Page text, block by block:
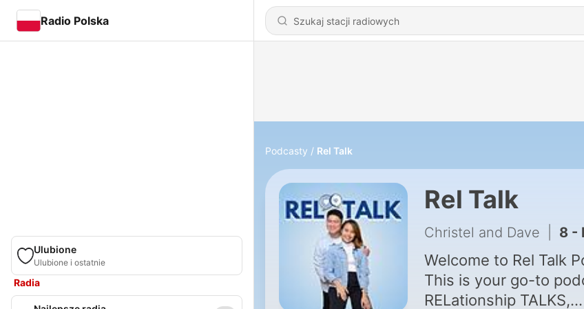
Radio Polska
Ulubione
Ulubione i ostatnie
Radia
Podcasty Rel Talk
Rel Talk
Christel and Dave 8 - EP 7: Do Not Expect What
Welcome to Rel Talk
This is your go-to
RELationship TALKS,